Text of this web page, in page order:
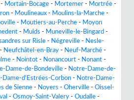
- Mortain-Bocage - Mortemer - Mortrée -
- Moulineaux - Moulins-la-Marche -
- Moutiers-au-Perche - Moyon
- Muids - Muneville-le-Bingard -
sur Risle - Négreville - Nesle-
- Neufchâtel-en-Bray - Neuf-Marché -
- Nointot - Nonancourt - Nonant -
Dame-de-Bondeville - Notre-Dame-de-
Dame-d'Estrées-Corbon - Notre-Dame-
de Sienne - Noyers - Oherville - Oissel-
- Osmoy-Saint-Valery - Oudalle -